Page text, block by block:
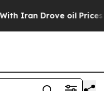
Drove oil Prices